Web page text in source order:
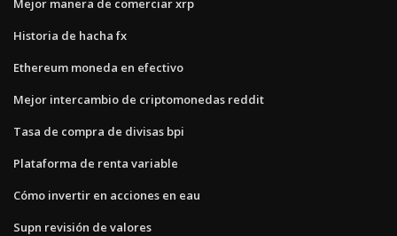
Mejor manera de comerciar xrp
Historia de hacha fx
Ethereum moneda en efectivo
Mejor intercambio de criptomonedas reddit
Tasa de compra de divisas bpi
Plataforma de renta variable
Cómo invertir en acciones en eau
Supn revisión de valores